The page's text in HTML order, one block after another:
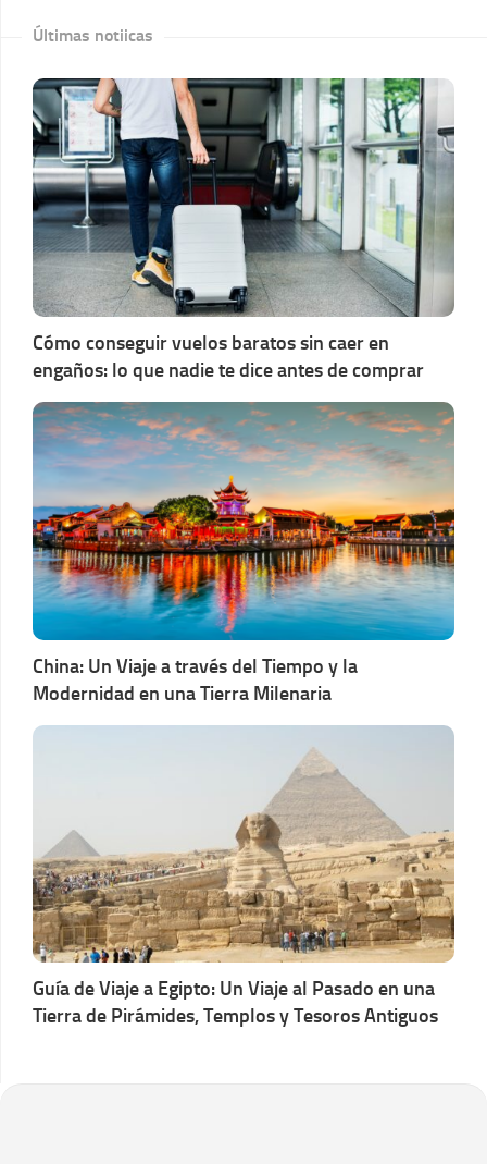
Últimas notiicas
Cómo conseguir vuelos baratos sin caer en
engaños: lo que nadie te dice antes de comprar
China: Un Viaje a través del Tiempo y la
Modernidad en una Tierra Milenaria
Guía de Viaje a Egipto: Un Viaje al Pasado en una
Tierra de Pirámides, Templos y Tesoros Antiguos